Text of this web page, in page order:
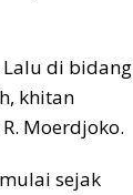
Lalu di bidang
khitan
Moerdjoko.
sejak